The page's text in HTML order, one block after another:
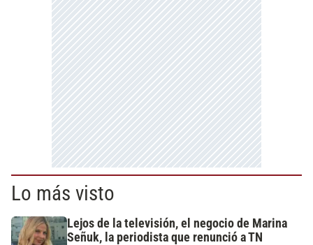
Lo más visto
Lejos de la televisión, el negocio de Marina
Señuk, la periodista que renunció a TN